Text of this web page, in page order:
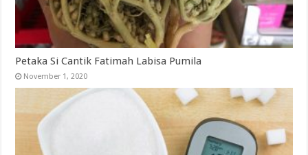
Petaka Si Cantik Fatimah Labisa Pumila
November 1, 2020